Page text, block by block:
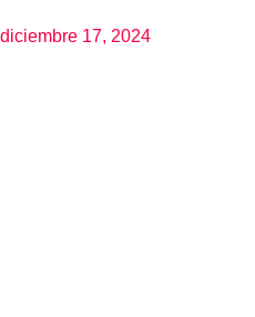
diciembre 17, 2024